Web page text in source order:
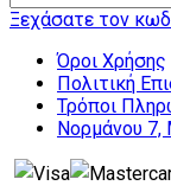
Ξεχάσατε τον
Όροι Χρήσης
Πολιτική
Τρόποι
Νορμάνου 7,